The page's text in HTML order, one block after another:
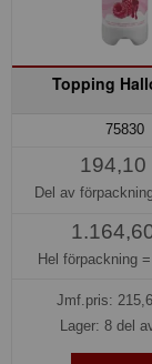
Topping
75830
194,10
Del av
Hel förpackning =
Jmf.pris:
Lager: 8 del